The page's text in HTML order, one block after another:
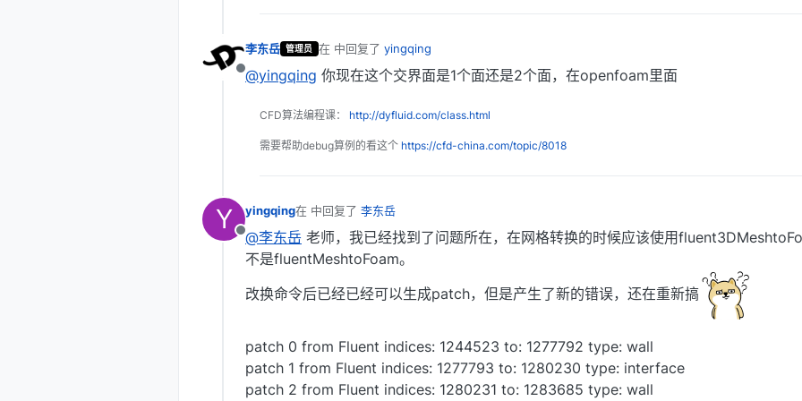
离线
李东岳 管理员 在 中回复了 yingqing
最后由 编辑
@yingqing 你现在这个交界面是1个面还是2个面，在openfoam里面
CFD算法编程课： http://dyfluid.com/class.html
需要帮助debug算例的看这个 https://cfd-china.com/topic/8018
Y
离线
yingqing在 中回复了 李东岳
最后由 编辑
@李东岳 老师，我已经找到了问题所在，在网格转换的时候应该使用
不是fluentMeshtoFoam。
改换命令后已经已经可以生成patch，但是产生了新的错误，还在重新搞
patch 0 from Fluent indices: 1244523 to: 1277792 type: wall
patch 1 from Fluent indices: 1277793 to: 1280230 type: interface
patch 2 from Fluent indices: 1280231 to: 1283685 type: wall